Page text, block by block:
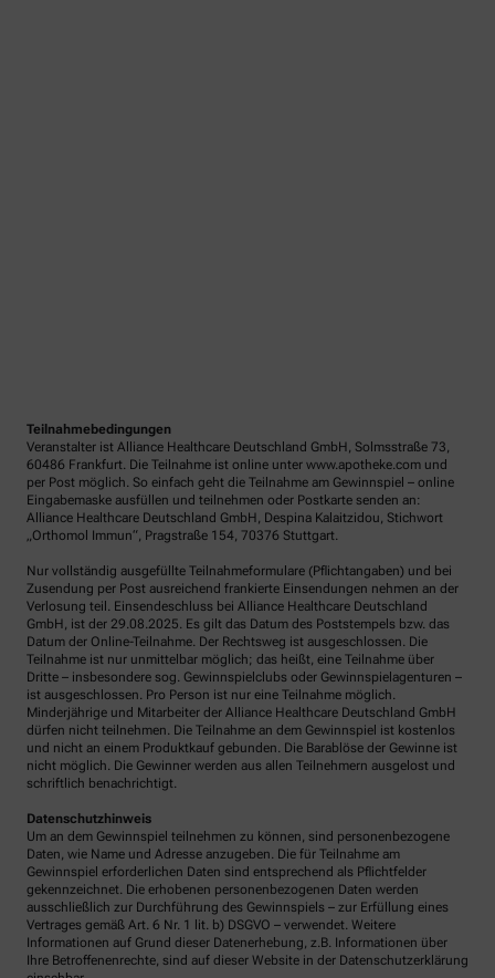
Teilnahmebedingungen
Veranstalter ist Alliance Healthcare Deutschland GmbH, Solmsstraße 73,
60486 Frankfurt. Die Teilnahme ist online unter www.apotheke.com und
per Post möglich. So einfach geht die Teilnahme am Gewinnspiel – online
Eingabemaske ausfüllen und teilnehmen oder Postkarte senden an:
Alliance Healthcare Deutschland GmbH, Despina Kalaitzidou, Stichwort
„Orthomol Immun“, Pragstraße 154, 70376 Stuttgart.
Nur vollständig ausgefüllte Teilnahmeformulare (Pflichtangaben) und bei
Zusendung per Post ausreichend frankierte Einsendungen nehmen an der
Verlosung teil. Einsendeschluss bei Alliance Healthcare Deutschland
GmbH, ist der 29.08.2025. Es gilt das Datum des Poststempels bzw. das
Datum der Online-Teilnahme. Der Rechtsweg ist ausgeschlossen. Die
Teilnahme ist nur unmittelbar möglich; das heißt, eine Teilnahme über
Dritte – insbesondere sog. Gewinnspielclubs oder Gewinnspielagenturen –
ist ausgeschlossen. Pro Person ist nur eine Teilnahme möglich.
Minderjährige und Mitarbeiter der Alliance Healthcare Deutschland GmbH
dürfen nicht teilnehmen. Die Teilnahme an dem Gewinnspiel ist kostenlos
und nicht an einem Produktkauf gebunden. Die Barablöse der Gewinne ist
nicht möglich. Die Gewinner werden aus allen Teilnehmern ausgelost und
schriftlich benachrichtigt.
Datenschutzhinweis
Um an dem Gewinnspiel teilnehmen zu können, sind personenbezogene
Daten, wie Name und Adresse anzugeben. Die für Teilnahme am
Gewinnspiel erforderlichen Daten sind entsprechend als Pflichtfelder
gekennzeichnet. Die erhobenen personenbezogenen Daten werden
ausschließlich zur Durchführung des Gewinnspiels – zur Erfüllung eines
Vertrages gemäß Art. 6 Nr. 1 lit. b) DSGVO – verwendet. Weitere
Informationen auf Grund dieser Datenerhebung, z.B. Informationen über
Ihre Betroffenenrechte, sind auf dieser Website in der Datenschutzerklärung